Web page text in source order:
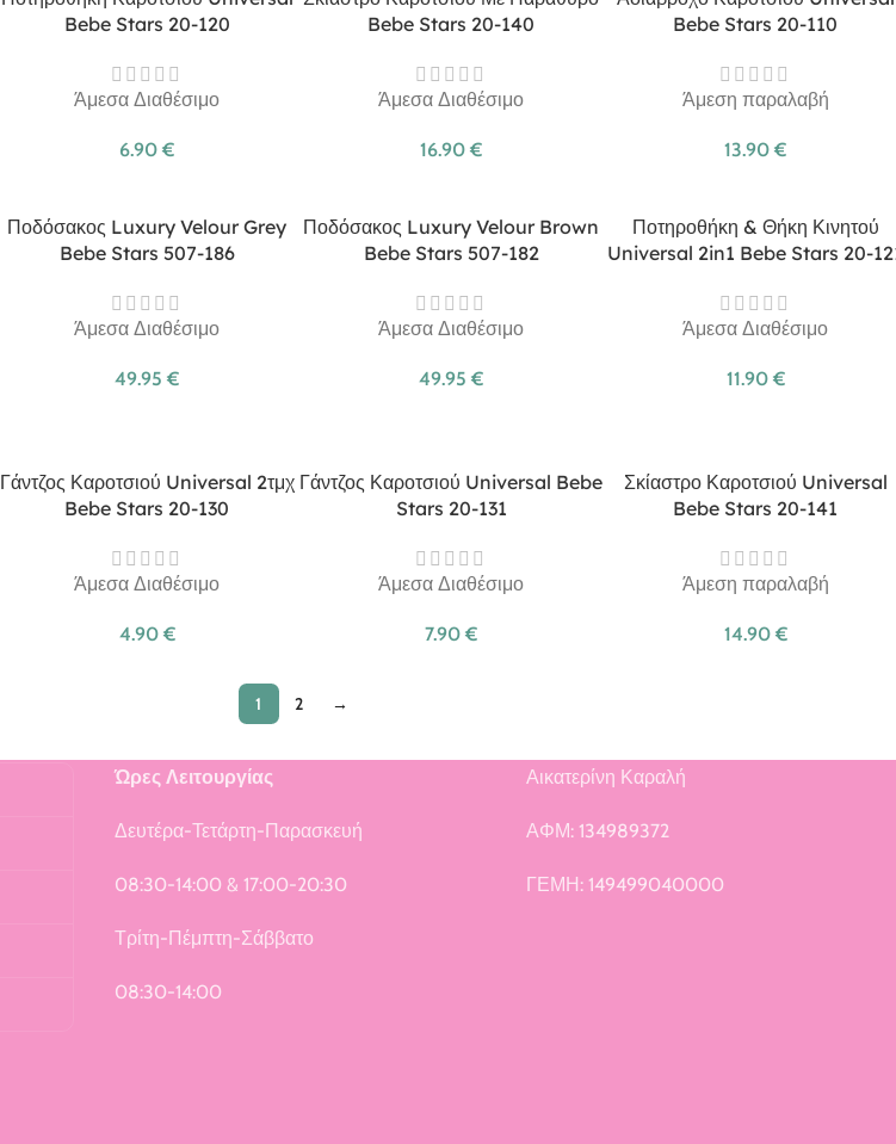
Bebe Stars 20-120
Άμεσα Διαθέσιμο
6.90€
Bebe Stars 20-140
Άμεσα Διαθέσιμο
16.90€
Bebe Stars 20-110
Άμεση παραλαβή
13.90€
Ποδόσακος Luxury Velour Grey
Bebe Stars 507-186
Άμεσα Διαθέσιμο
49.95€
Ποδόσακος Luxury Velour Brown
Bebe Stars 507-182
Άμεσα Διαθέσιμο
49.95€
Ποτηροθήκη & Θήκη Κινητού
Universal 2in1 Bebe Stars 20-
Άμεσα Διαθέσιμο
11.90 €
Γάντζος Καροτσιού Universal 2τμχ
Bebe Stars 20-130
Άμεσα Διαθέσιμο
4.90 €
Γάντζος Καροτσιού Universal Bebe
Stars 20-131
Άμεσα Διαθέσιμο
7.90€
Σκίαστρο Καροτσιού Universal
Bebe Stars 20-141
Άμεση παραλαβή
14.90 €
1 2 →
Ώρες Λειτουργίας
Δευτέρα-Τετάρτη-Παρασκευή
08:30-14:00 & 17:00-20:30
Τρίτη-Πέμπτη-Σάββατο
08:30-14:00
Αικατερίνη Καραλή
ΑΦΜ: 134989372
ΓΕΜΗ: 149499040000